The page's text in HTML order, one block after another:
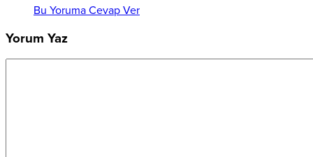
Bu Yoruma Cevap Ver
Yorum Yaz